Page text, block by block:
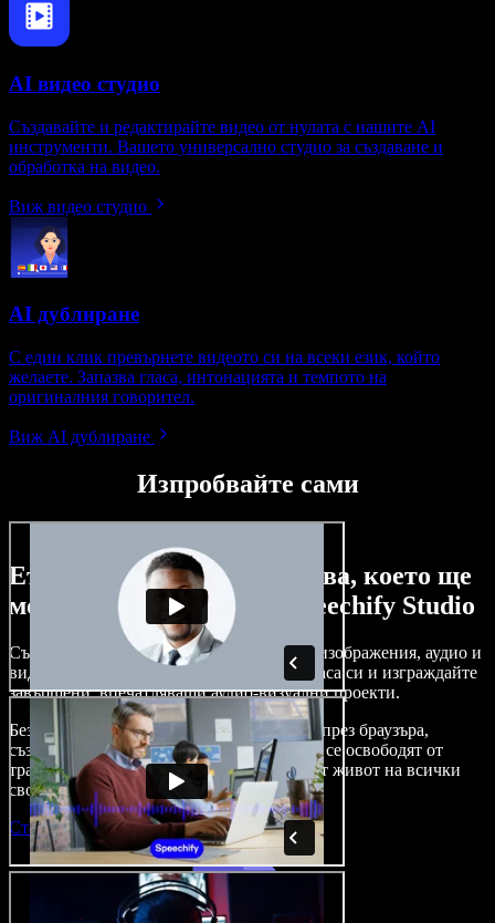
AI видео студио
Създавайте и редактирайте видео от нулата с нашите AI
инструменти. Вашето универсално студио за създаване и
обработка на видео.
Виж видео студио
AI дублиране
С един клик превърнете видеото си на всеки език, който
желаете. Запазва гласа, интонацията и темпото на
оригиналния говорител.
Виж AI дублиране
Изпробвайте сами
Ето само малка част от това, което ще
можете да правите със Speechify Studio
Създавайте дублажи, добавяйте стокови изображения, аудио и
видео без авторски права, клонирайте гласа си и изграждайте
завършени, впечатляващи аудио-визуални проекти.
Без крива на обучение и с достъп изцяло през браузъра,
създателите на съдържание вече могат да се освободят от
традиционните ограничения и да вдъхнат живот на всички
свои креативни идеи.
Стартирай Studio